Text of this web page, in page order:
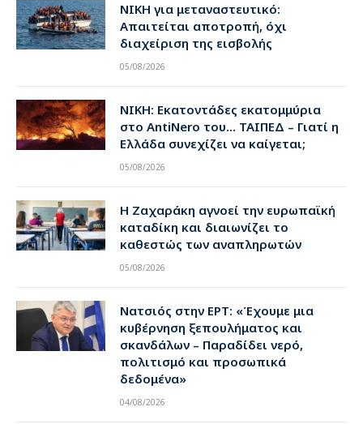
ΝΙΚΗ για μεταναστευτικό:
Απαιτείται αποτροπή, όχι
διαχείριση της εισβολής
05/08/2026
ΝΙΚΗ: Εκατοντάδες εκατομμύρια
στο AntiNero του… ΤΑΙΠΕΔ – Γιατί η
Ελλάδα συνεχίζει να καίγεται;
05/08/2026
Η Ζαχαράκη αγνοεί την ευρωπαϊκή
καταδίκη και διαιωνίζει το
καθεστώς των αναπληρωτών
05/08/2026
Νατσιός στην ΕΡΤ: «Έχουμε μια
κυβέρνηση ξεπουλήματος και
σκανδάλων – Παραδίδει νερό,
πολιτισμό και προσωπικά
δεδομένα»
04/08/2026